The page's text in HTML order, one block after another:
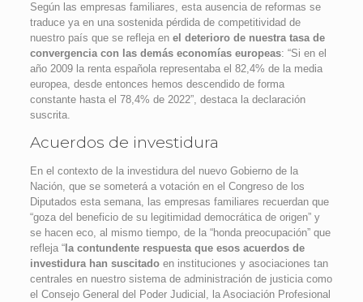
Según las empresas familiares, esta ausencia de reformas se
traduce ya en una sostenida pérdida de competitividad de
nuestro país que se refleja en el deterioro de nuestra tasa de
convergencia con las demás economías europeas: “Si en el
año 2009 la renta española representaba el 82,4% de la media
europea, desde entonces hemos descendido de forma
constante hasta el 78,4% de 2022”, destaca la declaración
suscrita.
Acuerdos de investidura
En el contexto de la investidura del nuevo Gobierno de la
Nación, que se someterá a votación en el Congreso de los
Diputados esta semana, las empresas familiares recuerdan que
“goza del beneficio de su legitimidad democrática de origen” y
se hacen eco, al mismo tiempo, de la “honda preocupación” que
refleja “la contundente respuesta que esos acuerdos de
investidura han suscitadoen instituciones y asociaciones tan
centrales en nuestro sistema de administración de justicia como
el Consejo General del Poder Judicial, la Asociación Profesional